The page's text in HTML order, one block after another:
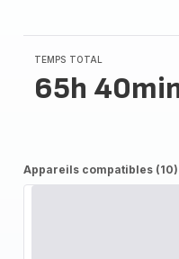
étoiles
(moyenne)
TEMPS TOTAL
65h
Appareils compatibles (10)